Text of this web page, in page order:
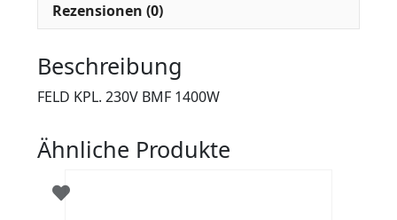
Rezensionen (0)
Beschreibung
FELD KPL. 230V BMF 1400W
Ähnliche Produkte